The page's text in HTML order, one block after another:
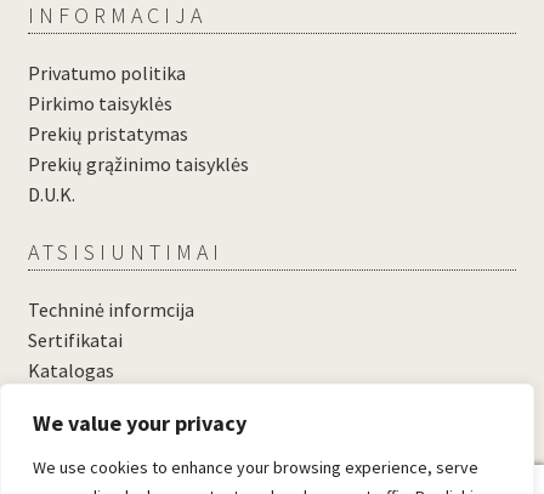
We value your privacy
We use cookies to enhance your browsing experience, serve
INFORMACIJA
Privatumo politika
Pirkimo taisyklės
Prekių pristatymas
Prekių grąžinimo taisyklės
D.U.K.
ATSISIUNTIMAI
Techninė informcija
Sertifikatai
Katalogas
....